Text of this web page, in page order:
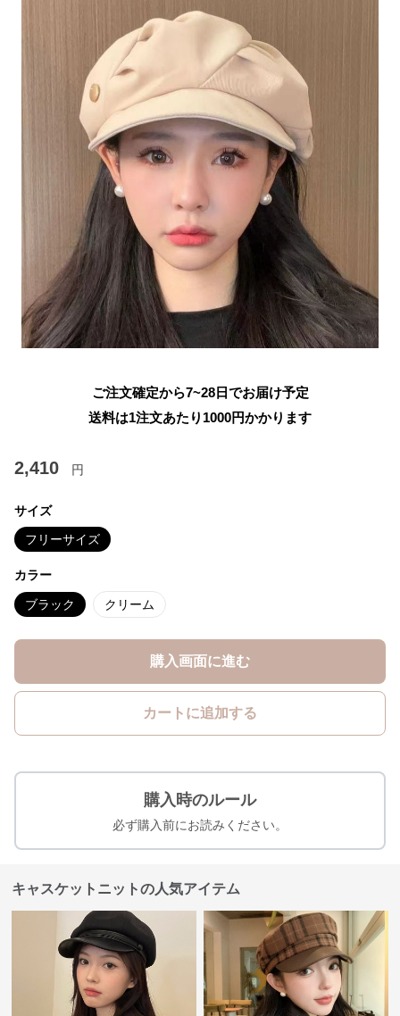
ご注文確定から7~28日でお届け予定
送料は1注文あたり 1000円かかります
2,410 円
サイズ
フリーサイズ
カラー
ブラック クリーム
購入画面に進む
カートに追加する
購入時のルール
必ず購入前にお読みください。
キャスケットニットの人気アイテム